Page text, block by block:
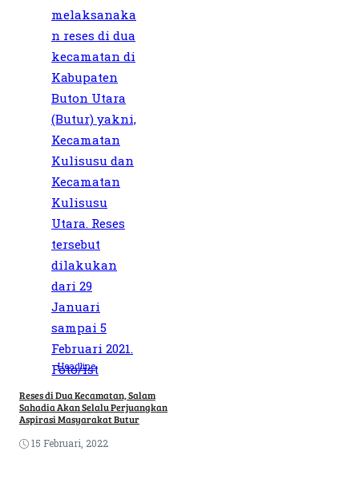
Headline
Reses di Dua Kecamatan, Salam
Sahadia Akan Selalu Perjuangkan
Aspirasi Masyarakat Butur
15 Februari, 2022